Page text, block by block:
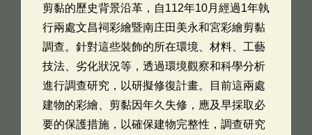
剪黏的歷史背景沿革，自112年10月經過1年執
行兩處文昌祠彩繪暨南庄田美永和宮彩繪剪黏
調查。針對這些裝飾的所在環境、材料、工藝
技法、劣化狀況等，透過環境觀察和科學分析
進行調查研究，以研擬修復計畫。目前這兩處
建物的彩繪、剪黏因年久失修，應及早採取必
要的保護措施，以確保建物完整性，調查研究